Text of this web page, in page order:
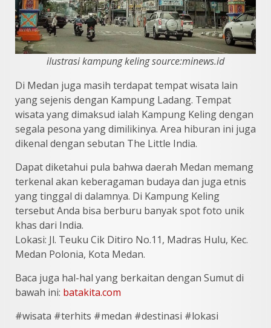
ilustrasi kampung keling source:minews.id
Di Medan juga masih terdapat tempat wisata lain
yang sejenis dengan Kampung Ladang. Tempat
wisata yang dimaksud ialah Kampung Keling dengan
segala pesona yang dimilikinya. Area hiburan ini juga
dikenal dengan sebutan The Little India.
Dapat diketahui pula bahwa daerah Medan memang
terkenal akan keberagaman budaya dan juga etnis
yang tinggal di dalamnya. Di Kampung Keling
tersebut Anda bisa berburu banyak spot foto unik
khas dari India.
Lokasi: Jl. Teuku Cik Ditiro No.11, Madras Hulu, Kec.
Medan Polonia, Kota Medan.
Baca juga hal-hal yang berkaitan dengan Sumut di
bawah ini: batakita.com
#wisata #terhits #medan #destinasi #lokasi